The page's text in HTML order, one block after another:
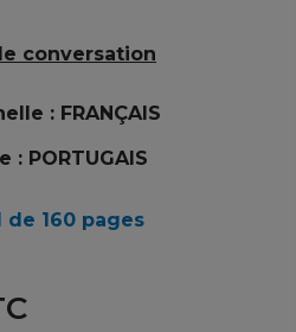
conversation
: FRANÇAIS
PORTUGAIS
de 160 pages